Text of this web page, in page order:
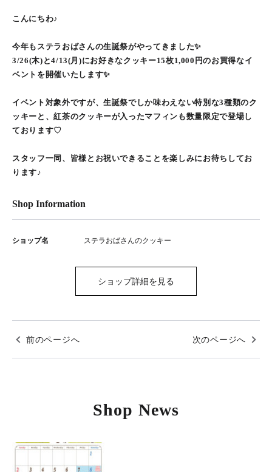
こんにちわ♪
今年もステラおばさんの生誕祭がやってきました✨
3/26(木)と4/13(月)にお好きなクッキー15枚1,000円のお買得なイ
ベントを開催いたします✨
イベント対象外ですが、生誕祭でしか味わえない特別な3種類のク
ッキーと、紅茶のクッキーが入ったマフィンも数量限定で登場し
ております♡
スタッフ一同、皆様とお祝いできることを楽しみにお待ちしてお
ります♪
Shop Information
ショップ名 ステラおばさんのクッキー
ショップ詳細を見る
前のページへ 次のページへ
Shop News